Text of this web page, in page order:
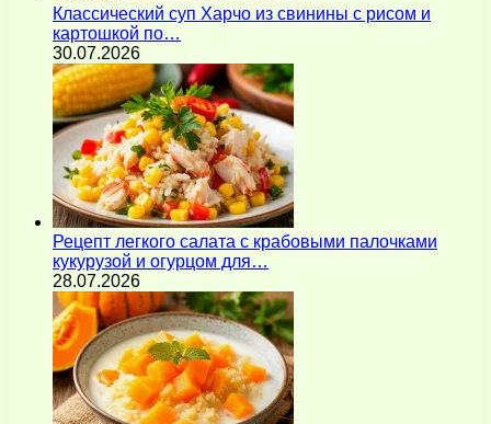
Классический суп Харчо из свинины с рисом и
картошкой по…
30.07.2026
Рецепт легкого салата с крабовыми палочками
кукурузой и огурцом для…
28.07.2026